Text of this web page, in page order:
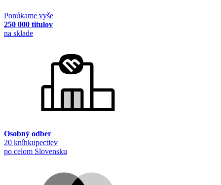
Ponúkame vyše
250 000 titulov
na sklade
Osobný odber
20 kníhkupectiev
po celom Slovensku